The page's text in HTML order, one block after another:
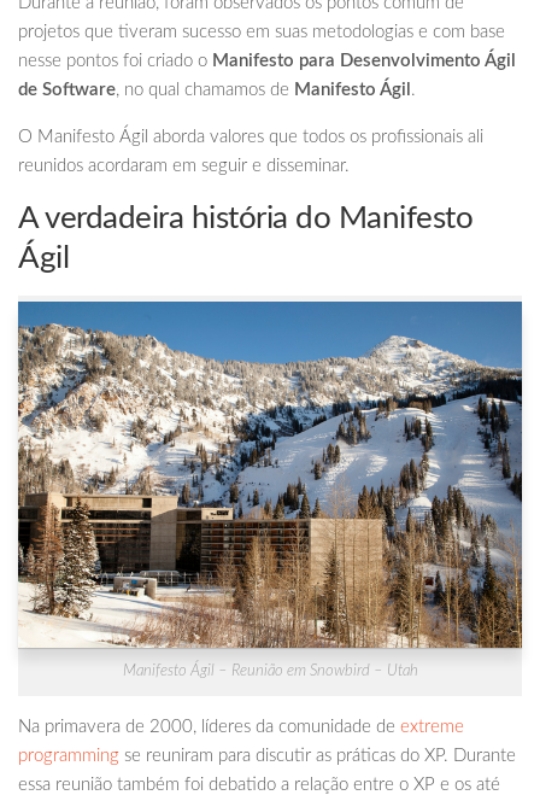
projetos que tiveram sucesso em suas metodologias e com base
nesse pontos foi criado o Manifesto para Desenvolvimento Ágil
de Software, no qual chamamos de Manifesto Ágil .
O Manifesto Ágil aborda valores que todos os profissionais ali
reunidos acordaram em seguir e disseminar.
A verdadeira história do Manifesto
Ágil
Manifesto Ágil – Reunião em Snowbird – Utah
Na primavera de 2000, líderes da comunidade de extreme
programming se reuniram para discutir as práticas do XP. Durante
essa reunião também foi debatido a relação entre o XP e os até